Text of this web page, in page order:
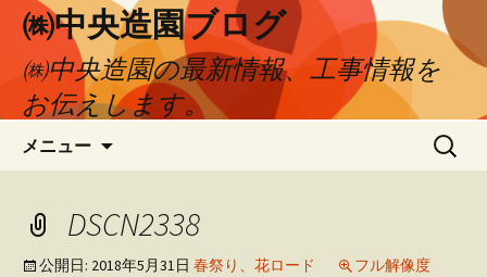
㈱中央造園ブログ
㈱中央造園の最新情報、工事情報を
お伝えします。
メニュー
ン
ツ
へ
検
DSCN2338
公開日: 2018年5月31日 春祭り、花ロード
フル解像度